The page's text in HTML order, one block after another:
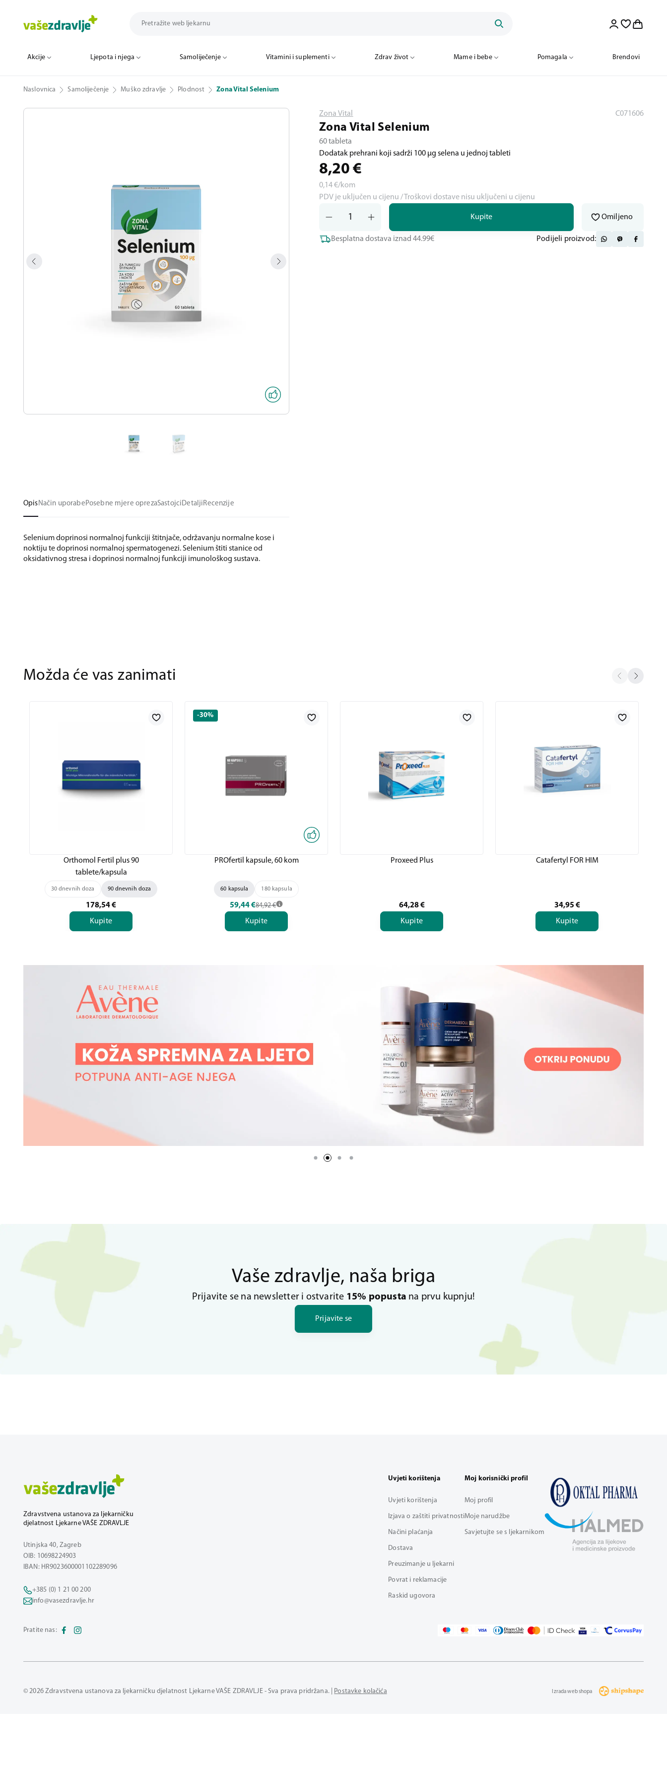
Akcije Ljepota i njega Samoliječenje Vitamini i suplementi Zdrav život Mame i bebe Pomagala Brendovi
Naslovnica Samoliječenje Muško zdravlje Plodnost Zona Vital Selenium
OpisNačin uporabePosebne mjere oprezaSastojciDetaljiRecenzije
Selenium doprinosi normalnoj funkciji štitnjače, održavanju normalne kose i
noktiju te doprinosi normalnoj spermatogenezi. Selenium štiti stanice od
oksidativnog stresa i doprinosi normalnoj funkciji imunološkog sustava.
Zona Vital C071606
Zona Vital Selenium
60 tableta
Dodatak prehrani koji sadrži 100 µg selena u jednoj tableti
8,20 €
0,14€/kom
PDV je uključen u cijenu / Troškovi dostave nisu uključeni u cijenu
Kupite Omiljeno
Besplatna dostava iznad 44.99€ Podijeli proizvod:
Možda će vas zanimati
Orthomol Fertil plus 90
tablete/kapsula
30 dnevnih doza 90 dnevnih doza
178,54€
Kupite
-30%
PROfertil kapsule, 60 kom
60 kapsula 180 kapsula
59,44€84,92 €
Kupite
Proxeed Plus
64,28 €
Kupite
Catafertyl FOR HIM
34,95 €
Kupite
Vaše zdravlje, naša briga
Prijavite se na newsletter i ostvarite 15% popusta na prvu kupnju!
Prijavite se
Zdravstvena ustanova za ljekarničku
djelatnost Ljekarne VAŠE ZDRAVLJE
Utinjska 40, Zagreb
OIB: 10698224903
IBAN: HR9023600001102289096
+385 (0) 1 21 00 200
info@vasezdravlje.hr
Uvjeti korištenja
Uvjeti korištenja
Izjava o zaštiti privatnosti
Načini plaćanja
Dostava
Preuzimanje u ljekarni
Povrat i reklamacije
Raskid ugovora
Moj korisnički profil
Moj profil
Moje narudžbe
Savjetujte se s ljekarnikom
Pratite nas:
© 2026 Zdravstvena ustanova za ljekarničku djelatnost Ljekarne VAŠE ZDRAVLJE - Sva prava pridržana. | Postavke kolačića Izrada web shopa